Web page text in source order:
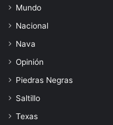
Mundo
Nacional
Nava
Opinión
Piedras Negras
Saltillo
Texas